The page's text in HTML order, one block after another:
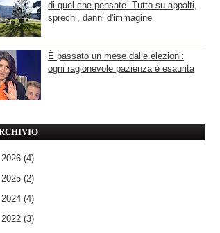
di quel che pensate. Tutto su appalti,
sprechi, danni d'immagine
È passato un mese dalle elezioni:
ogni ragionevole pazienza è esaurita
2026 (4)
2025 (2)
2024 (4)
2022 (3)